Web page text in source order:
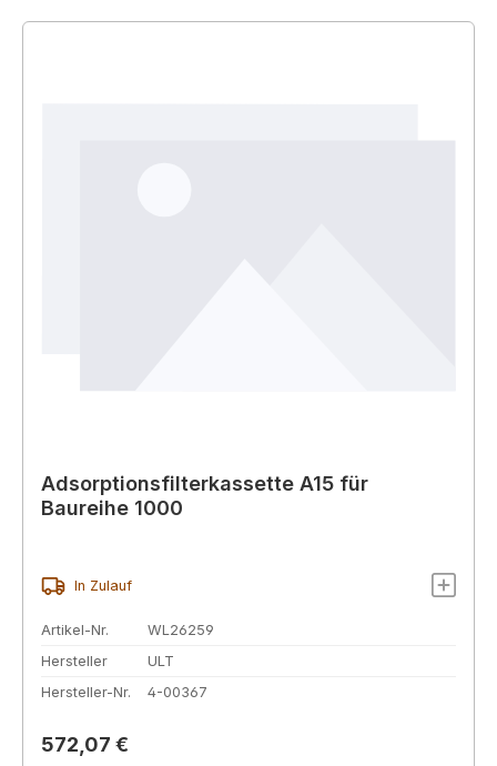
Adsorptionsfilterkassette A15 für
Baureihe 1000
In Zulauf
Artikel-Nr.
WL26259
Hersteller
ULT
Hersteller-Nr.
4-00367
Regulärer Preis:
572,07 €